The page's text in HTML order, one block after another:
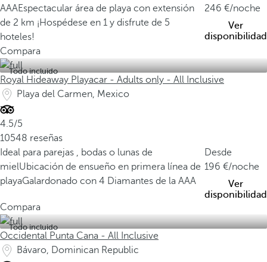
AAAEspectacular área de playa con extensión
de 2 km ¡Hospédese en 1 y disfrute de 5
hoteles!
246
/noche
Ver
disponibilidad
Compara
Todo incluido
Royal Hideaway Playacar - Adults only - All Inclusive
Playa del Carmen, Mexico
4.5/5
10548 reseñas
Ideal para parejas , bodas o lunas de
mielUbicación de ensueño en primera línea de
playaGalardonado con 4 Diamantes de la AAA
Desde
196
/noche
Ver
disponibilidad
Compara
Todo incluido
Occidental Punta Cana - All Inclusive
Bávaro, Dominican Republic